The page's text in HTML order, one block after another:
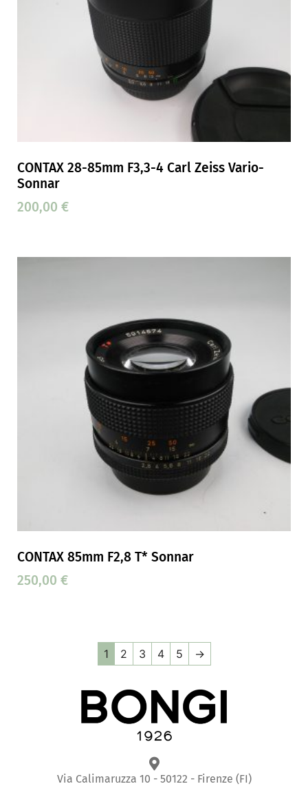
CONTAX 28-85mm F3,3-4 Carl Zeiss Vario-
Sonnar
200,00 €
CONTAX 85mm F2,8 T* Sonnar
250,00 €
1 2 3 4 5 →
Via Calimaruzza 10 - 50122 - Firenze (FI)